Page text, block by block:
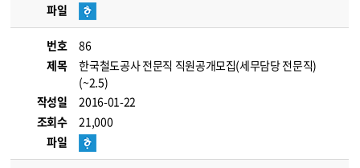
파일
번호
86
제목
한국철도공사 전문직 직원공개모집(세무담당 전문직)
(~2.5)
작성일
2016-01-22
조회수
21,000
파일